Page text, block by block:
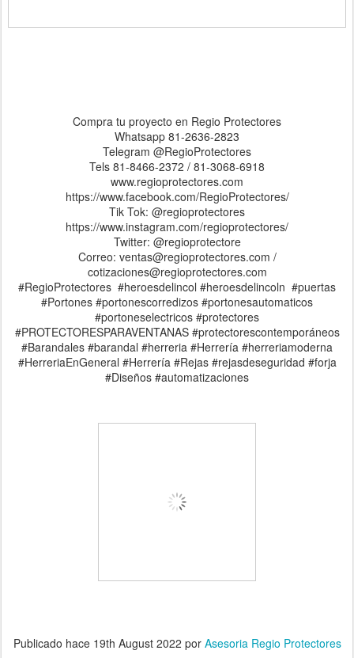
Compra tu proyecto en Regio Protectores
Whatsapp 81-2636-2823
Telegram @RegioProtectores
Tels 81-8466-2372 / 81-3068-6918
www.regioprotectores.com
https://www.facebook.com/RegioProtectores/
Tik Tok: @regioprotectores
https://www.instagram.com/regioprotectores/
Twitter: @regioprotectore
Correo: ventas@regioprotectores.com /
cotizaciones@regioprotectores.com
#RegioProtectores #heroesdelincol #heroesdelincoln #puertas
#Portones #portonescorredizos #portonesautomaticos
#portoneselectricos #protectores
#PROTECTORESPARAVENTANAS #protectorescontemporáneos
#Barandales #barandal #herreria #Herrería #herreriamoderna
#HerreriaEnGeneral #Herrería #Rejas #rejasdeseguridad #forja
#Diseños #automatizaciones
Publicado hace 19th August 2022 por Asesoria Regio Protectores